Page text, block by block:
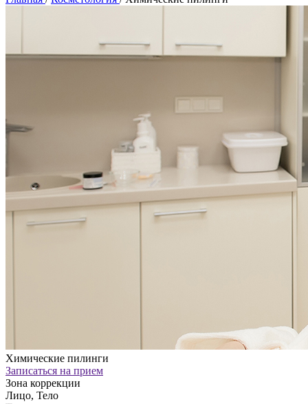
Химические пилинги
Записаться на прием
Зона коррекции
Лицо, Тело